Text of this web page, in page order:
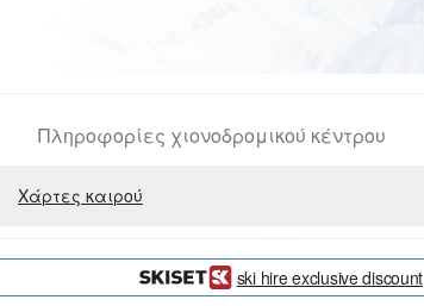
Πληροφορίες χιονοδρομικού κέντρου
Χάρτες καιρού
ski hire exclusive discount